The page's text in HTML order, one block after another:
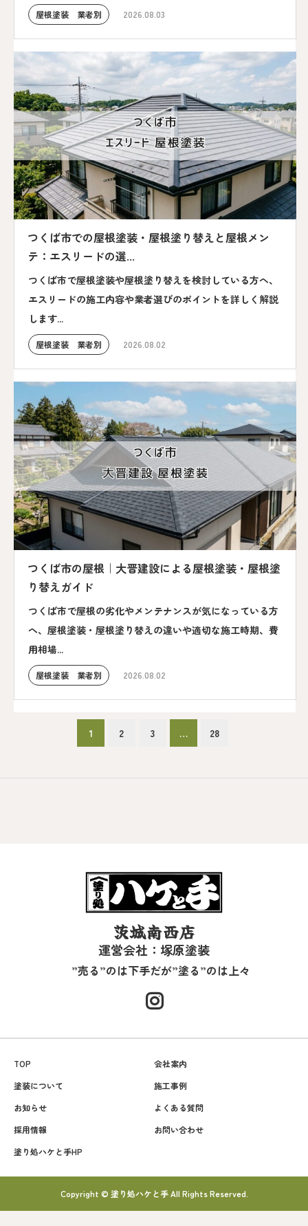
屋根塗装 業者別 2026.08.03
つくば市での屋根塗装・屋根塗り替えと屋根メン
テ：エスリードの選...
つくば市で屋根塗装や屋根塗り替えを検討している方へ、
エスリードの施工内容や業者選びのポイントを詳しく解説
します...
屋根塗装 業者別 2026.08.02
つくば市の屋根｜大晋建設による屋根塗装・屋根塗
り替えガイド
つくば市で屋根の劣化やメンテナンスが気になっている方
へ、屋根塗装・屋根塗り替えの違いや適切な施工時期、費
用相場...
屋根塗装 業者別 2026.08.02
1 2 3 … 28
茨城南西店
運営会社：塚原塗装
”売る”のは下手だが”塗る”のは上々
TOP
会社案内
塗装について
施工事例
お知らせ
よくある質問
採用情報
お問い合わせ
塗り処ハケと手HP
Copyright © 塗り処ハケと手 All Rights Reserved.